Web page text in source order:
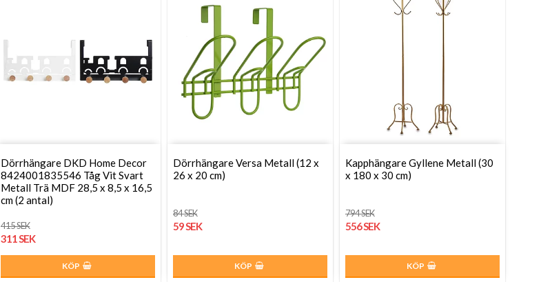
Dörrhängare DKD Home Decor
8424001835546 Tåg Vit Svart
Metall Trä MDF 28,5 x 8,5 x 16,5
cm (2 antal)
415 SEK
311 SEK
KÖP
Dörrhängare Versa Metall (12 x
26 x 20 cm)
84 SEK
59 SEK
KÖP
Kapphängare Gyllene Metall (30
x 180 x 30 cm)
794 SEK
556 SEK
KÖP